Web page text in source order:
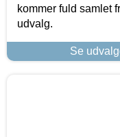
kommer fuld samlet
udvalg.
Se